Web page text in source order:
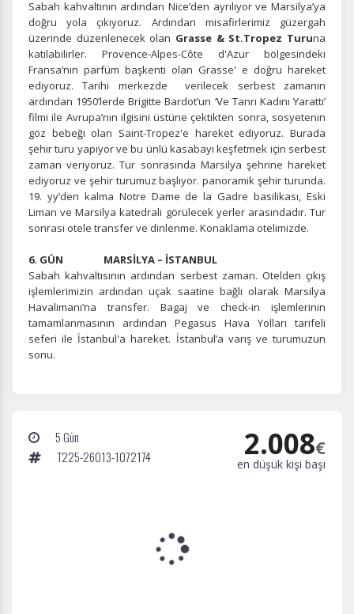
ÇEREZ KULLANIM AYARLARINIZ
Çerez tercihlerinizi belirleyin.
Daha fazla bilgi içinKVKK bilgilendirmemizi, çerez kullanımve
gizlilik koşullarınıinceleyebilirsiniz.
Zorunlu Çerezler HER ZAMAN AKTIF
Oturum yönetimi, güvenlik ve temel site işlevleri için
gereklidir. Bu çerezler olmadan site düzgün çalışmaz ve
devre dışı bırakılamaz.
İstatistik Çerezleri
Ziyaretçilerin siteyi nasıl kullandığını anonim olarak
ölçeriz. Hangi sayfaların popüler olduğunu ve
kullanıcıların nerede zorluk yaşadığını anlamamıza
yardımcı olur.
Pazarlama Çerezleri
Size ve ilgi alanlarınıza uygun reklamlar göstermek için
Sabah kahvaltının ardından Nice’den ayrılıyor ve Marsilya’ya
doğru yola çıkıyoruz. Ardından misafirlerimiz güzergah
üzerinde düzenlenecek olan Grasse & St.Tropez Turuna
katılabilirler. Provence-Alpes-Côte d'Azur bölgesindeki
Fransa’nın parfüm başkenti olan Grasse' e doğru hareket
ediyoruz. Tarihi merkezde verilecek serbest zamanın
ardından 1950’lerde Brigitte Bardot’un ‘Ve Tanrı Kadını Yarattı’
filmi ile Avrupa’nın ilgisini üstüne çektikten sonra, sosyetenin
göz bebeği olan Saint-Tropez'e hareket ediyoruz. Burada
şehir turu yapıyor ve bu ünlü kasabayı keşfetmek için serbest
zaman veriyoruz. Tur sonrasında Marsilya şehrine hareket
ediyoruz ve şehir turumuz başlıyor. panoramik şehir turunda.
19. yy’den kalma Notre Dame de la Gadre basilikası, Eski
Liman ve Marsilya katedrali görülecek yerler arasındadır. Tur
sonrası otele transfer ve dinlenme. Konaklama otelimizde.
6. GÜN MARSİLYA – İSTANBUL
Sabah kahvaltısının ardından serbest zaman. Otelden çıkış
işlemlerimizin ardından uçak saatine bağlı olarak Marsilya
Havalimanı’na transfer. Bagaj ve check-in işlemlerinin
tamamlanmasının ardından Pegasus Hava Yolları tarifeli
seferi ile İstanbul'a hareket. İstanbul’a varış ve turumuzun
sonu.
5 Gün
T225-26013-1072174
2.008€
en düşük kişi başı